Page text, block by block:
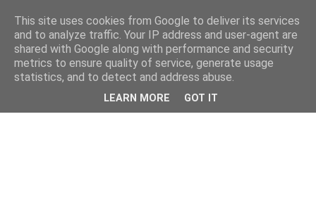
This site uses cookies from Google to deliver its services
and to analyze traffic. Your IP address and user-agent are
shared with Google along with performance and security
metrics to ensure quality of service, generate usage
statistics, and to detect and address abuse.
LEARN MORE GOT IT